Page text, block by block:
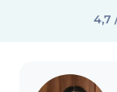
4,7